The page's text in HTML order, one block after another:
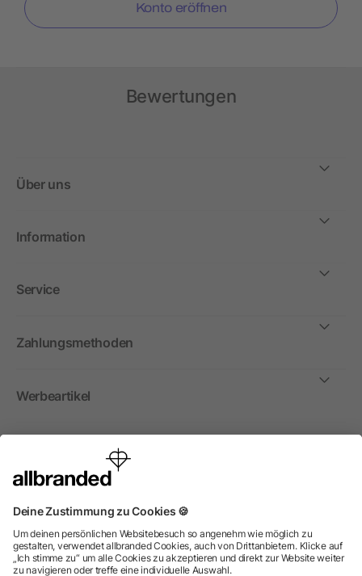
Konto eröffnen
Bewertungen
Über uns
Information
Service
Zahlungsmethoden
Werbeartikel
International